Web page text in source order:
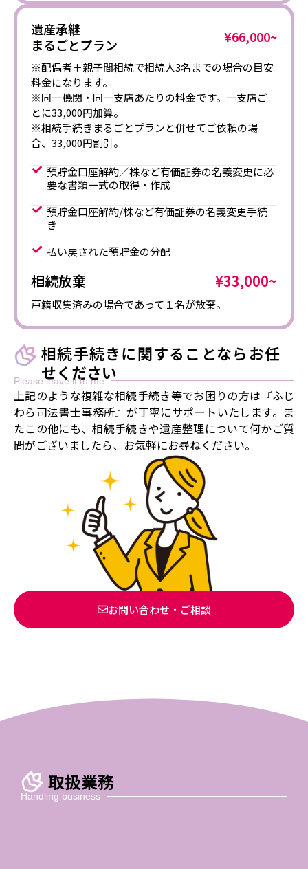
遺産承継
まるごとプラン
¥66,000~
※配偶者＋親子間相続で相続人3名までの場合の目安
料金になります。
※同一機関・同一支店あたりの料金です。一支店ご
とに33,000円加算。
※相続手続きまるごとプランと併せてご依頼の場
合、33,000円割引。
預貯金口座解約／株など有価証券の名義変更に必
要な書類一式の取得・作成
預貯金口座解約/株など有価証券の名義変更手続
き
払い戻された預貯金の分配
相続放棄 ¥33,000~
戸籍収集済みの場合であって１名が放棄。
相続手続きに関することならお任
せください
Please leave it to me
上記のような複雑な相続手続き等でお困りの方は『ふじ
わら司法書士事務所』が丁寧にサポートいたします。ま
たこの他にも、相続手続きや遺産整理について何かご質
問がございましたら、お気軽にお尋ねください。
お問い合わせ・ご相談
取扱業務
Handling business